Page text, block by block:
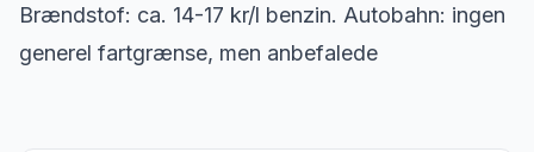
Brændstof: ca. 14-17 kr/l benzin. Autobahn: ingen
generel fartgrænse, men anbefalede